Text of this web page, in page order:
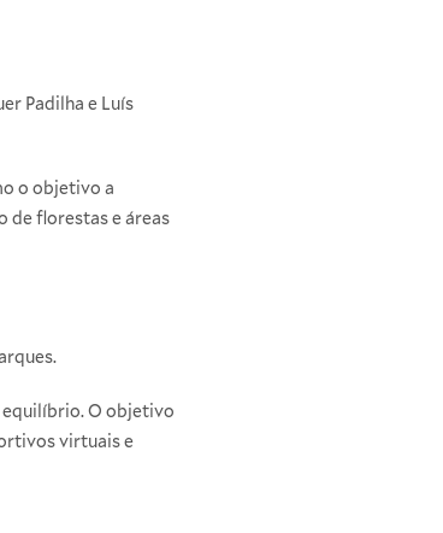
Padilha e Luís
o objetivo a
de florestas e áreas
equilíbrio. O objetivo
virtuais e